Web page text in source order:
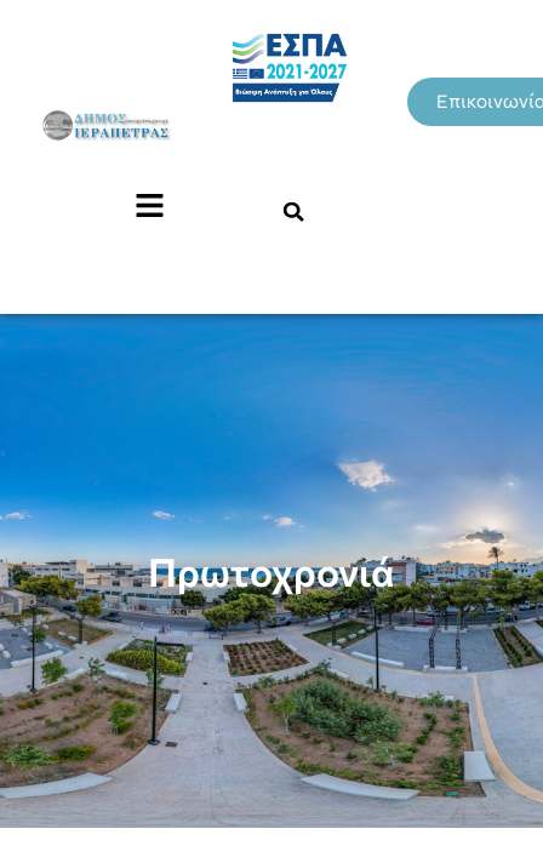
Πρωτοχρονιά